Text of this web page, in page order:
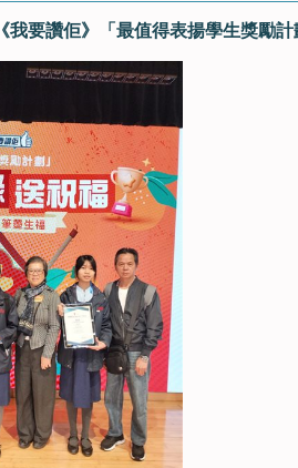
《我要讚佢》「最值得表揚學生獎勵